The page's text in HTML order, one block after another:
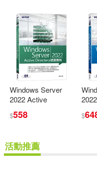
Windows Server
2022 Active
$558 $
活動推薦